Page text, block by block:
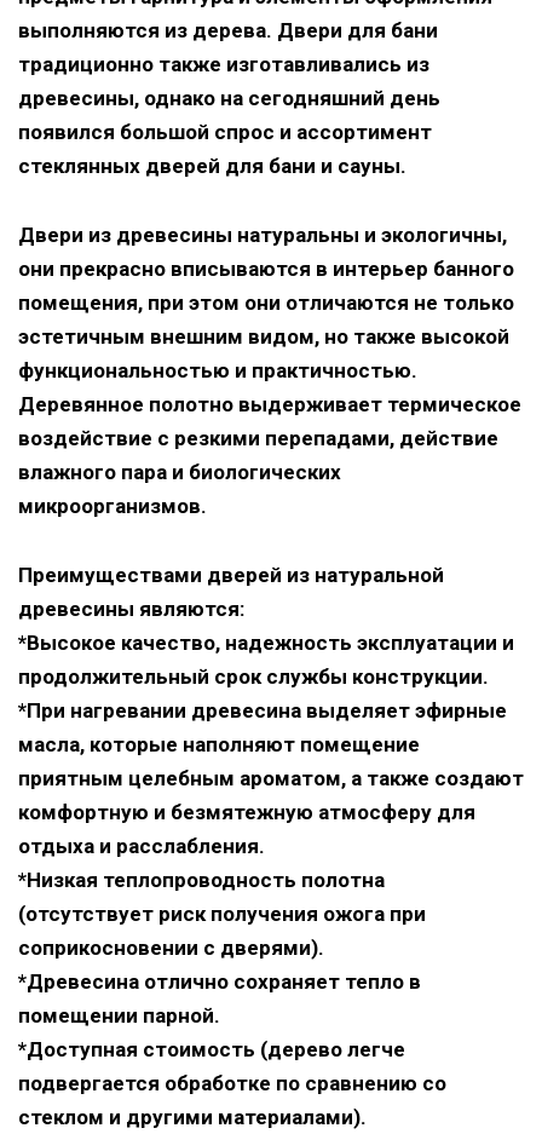
выполняются из дерева. Двери для бани
традиционно также изготавливались из
древесины, однако на сегодняшний день
появился большой спрос и ассортимент
стеклянных дверей для бани и сауны.
Двери из древесины натуральны и экологичны,
они прекрасно вписываются в интерьер банного
помещения, при этом они отличаются не только
эстетичным внешним видом, но также высокой
функциональностью и практичностью.
Деревянное полотно выдерживает термическое
воздействие с резкими перепадами, действие
влажного пара и биологических
микроорганизмов.
Преимуществами дверей из натуральной
древесины являются:
*Высокое качество, надежность эксплуатации и
продолжительный срок службы конструкции.
*При нагревании древесина выделяет эфирные
масла, которые наполняют помещение
приятным целебным ароматом, а также создают
комфортную и безмятежную атмосферу для
отдыха и расслабления.
*Низкая теплопроводность полотна
(отсутствует риск получения ожога при
соприкосновении с дверями).
*Древесина отлично сохраняет тепло в
помещении парной.
*Доступная стоимость (дерево легче
подвергается обработке по сравнению со
стеклом и другими материалами).